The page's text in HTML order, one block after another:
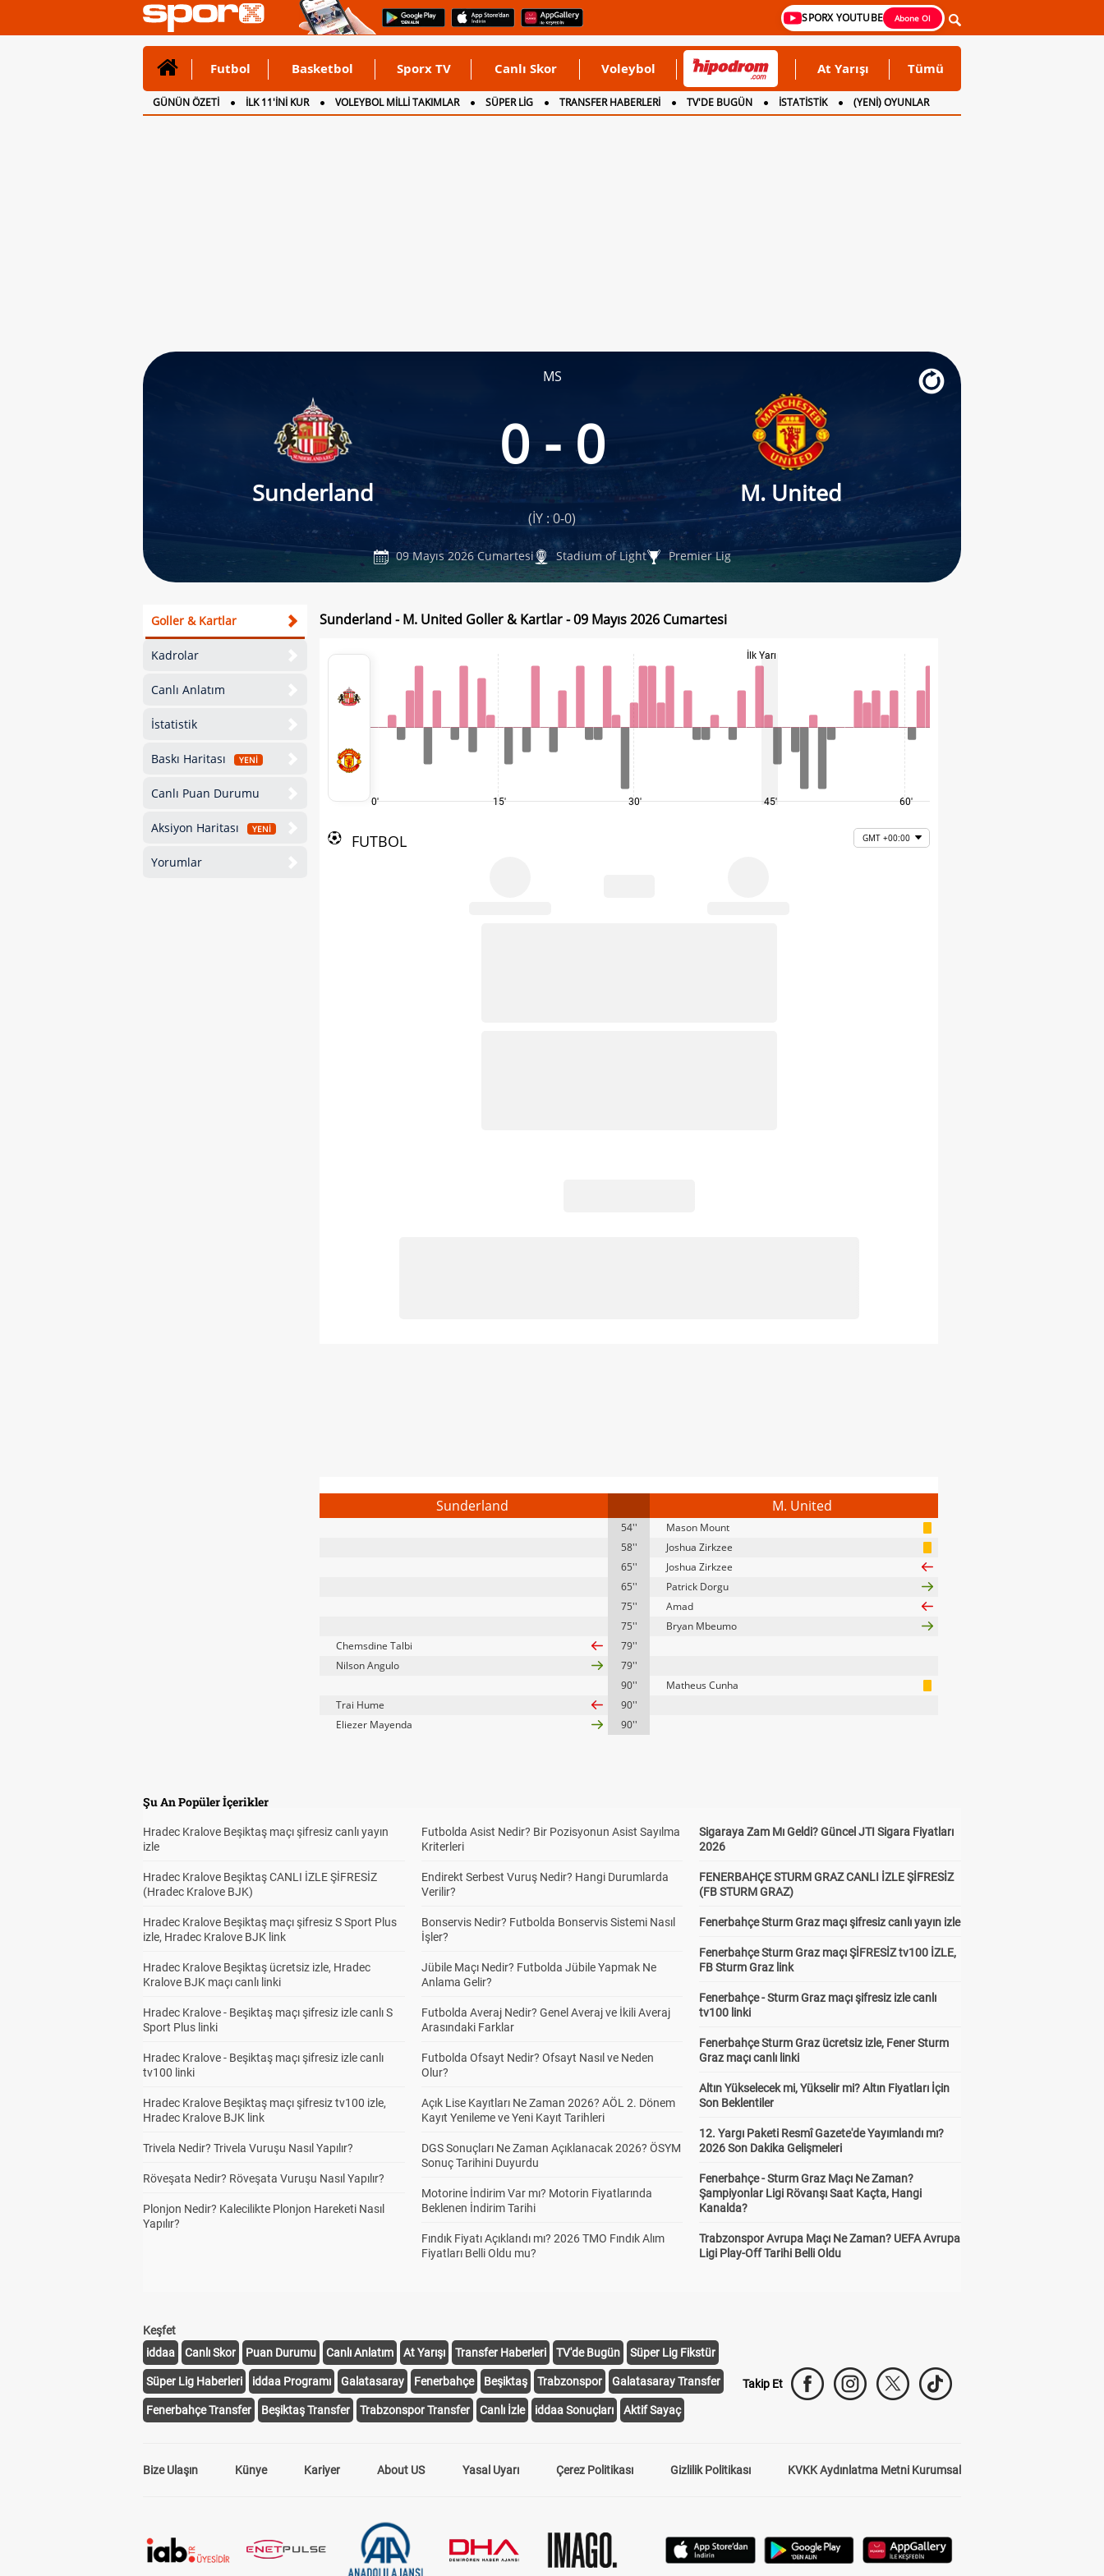
SPORX YOUTUBE Abone Ol
Futbol Basketbol Sporx TV Canlı Skor Voleybol At Yarışı Tümü
GÜNÜN ÖZETİ İLK 11'İNİ KUR VOLEYBOL MİLLİ TAKIMLAR SÜPER LİG TRANSFER HABERLERİ TV'DE BUGÜN İSTATİSTİK
(YENİ) OYUNLAR
CANLI ANLATIM
İNGİLTERE
MS
Sunderland
0 - 0
M. United
(İY : 0-0)
09 Mayıs 2026 Cumartesi Stadium of Light Premier Lig
Goller & Kartlar
Kadrolar
Canlı Anlatım
İstatistik
Baskı Haritası YENİ
Canlı Puan Durumu
Aksiyon Haritası YENİ
Yorumlar
Sunderland - M. United Goller & Kartlar - 09 Mayıs 2026 Cumartesi
0' 15' 30'
İlk Yarı
45' 60'
FUTBOL GMT +00:00
Sunderland M. United
54''
Mason Mount
58''
Joshua Zirkzee
65''
Joshua Zirkzee
65''
Patrick Dorgu
75''
Amad
75''
Bryan Mbeumo
Chemsdine Talbi
79''
Nilson Angulo
79''
90''
Matheus Cunha
Trai Hume
90''
Eliezer Mayenda
90''
Şu An Popüler İçerikler
Hradec Kralove Beşiktaş maçı şifresiz canlı yayın
izle
Hradec Kralove Beşiktaş CANLI İZLE ŞİFRESİZ
(Hradec Kralove BJK)
Hradec Kralove Beşiktaş maçı şifresiz S Sport Plus
izle, Hradec Kralove BJK link
Hradec Kralove Beşiktaş ücretsiz izle, Hradec
Kralove BJK maçı canlı linki
Hradec Kralove - Beşiktaş maçı şifresiz izle canlı S
Sport Plus linki
Hradec Kralove - Beşiktaş maçı şifresiz izle canlı
tv100 linki
Hradec Kralove Beşiktaş maçı şifresiz tv100 izle,
Hradec Kralove BJK link
Trivela Nedir? Trivela Vuruşu Nasıl Yapılır?
Röveşata Nedir? Röveşata Vuruşu Nasıl Yapılır?
Plonjon Nedir? Kalecilikte Plonjon Hareketi Nasıl
Yapılır?
Futbolda Asist Nedir? Bir Pozisyonun Asist Sayılma
Kriterleri
Endirekt Serbest Vuruş Nedir? Hangi Durumlarda
Verilir?
Bonservis Nedir? Futbolda Bonservis Sistemi Nasıl
İşler?
Jübile Maçı Nedir? Futbolda Jübile Yapmak Ne
Anlama Gelir?
Futbolda Averaj Nedir? Genel Averaj ve İkili Averaj
Arasındaki Farklar
Futbolda Ofsayt Nedir? Ofsayt Nasıl ve Neden
Olur?
Açık Lise Kayıtları Ne Zaman 2026? AÖL 2. Dönem
Kayıt Yenileme ve Yeni Kayıt Tarihleri
DGS Sonuçları Ne Zaman Açıklanacak 2026? ÖSYM
Sonuç Tarihini Duyurdu
Motorine İndirim Var mı? Motorin Fiyatlarında
Beklenen İndirim Tarihi
Fındık Fiyatı Açıklandı mı? 2026 TMO Fındık Alım
Fiyatları Belli Oldu mu?
Sigaraya Zam Mı Geldi? Güncel JTI Sigara Fiyatları
2026
FENERBAHÇE STURM GRAZ CANLI İZLE ŞİFRESİZ
(FB STURM GRAZ)
Fenerbahçe Sturm Graz maçı şifresiz canlı yayın izle
Fenerbahçe Sturm Graz maçı ŞİFRESİZ tv100 İZLE,
FB Sturm Graz link
Fenerbahçe - Sturm Graz maçı şifresiz izle canlı
tv100 linki
Fenerbahçe Sturm Graz ücretsiz izle, Fener Sturm
Graz maçı canlı linki
Altın Yükselecek mi, Yükselir mi? Altın Fiyatları İçin
Son Beklentiler
12. Yargı Paketi Resmî Gazete'de Yayımlandı mı?
2026 Son Dakika Gelişmeleri
Fenerbahçe - Sturm Graz Maçı Ne Zaman?
Şampiyonlar Ligi Rövanşı Saat Kaçta, Hangi
Kanalda?
Trabzonspor Avrupa Maçı Ne Zaman? UEFA Avrupa
Ligi Play-Off Tarihi Belli Oldu
Keşfet
iddaa
Canlı Skor Puan Durumu Canlı Anlatım At Yarışı Transfer Haberleri TV'de Bugün Süper Lig Fikstür
Süper Lig Haberleri iddaa Programı Galatasaray Fenerbahçe Beşiktaş Trabzonspor Galatasaray Transfer
Fenerbahçe Transfer Beşiktaş Transfer Trabzonspor Transfer Canlı İzle iddaa Sonuçları Aktif Sayaç
Takip Et
Bize Ulaşın Künye Kariyer About US Yasal Uyarı Çerez Politikası Gizlilik Politikası KVKK Aydınlatma Metni Kurumsal